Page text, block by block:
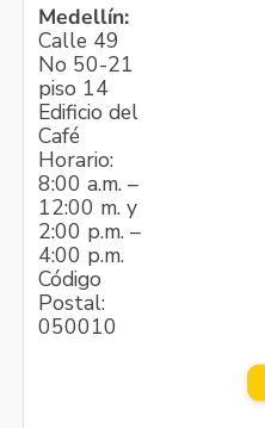
Medellín:
Calle 49
No 50-21
piso 14
Edificio del
Café
Horario:
8:00 a.m. –
12:00 m. y
2:00 p.m. –
4:00 p.m.
Código
Postal:
050010